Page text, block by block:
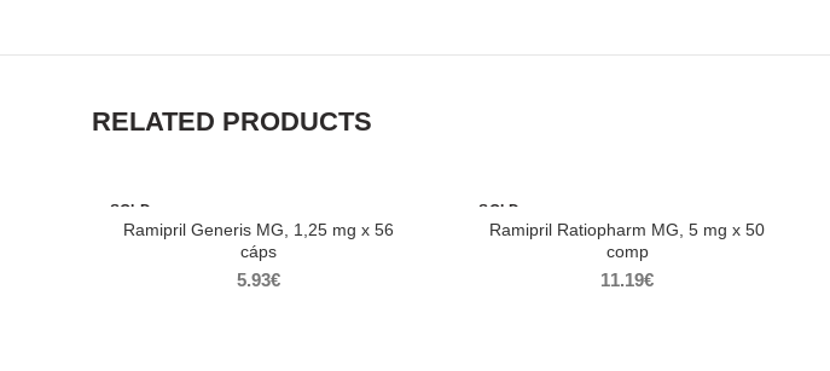
RELATED PRODUCTS
SOLD
OUT
Ramipril Generis MG, 1,25 mg x 56
cáps
5.93€
SOLD
OUT
Ramipril Ratiopharm MG, 5 mg x 50
comp
11.19€